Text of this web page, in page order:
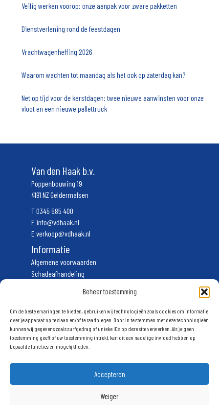
Beheer toestemming
Om de beste ervaringen te bieden, gebruiken wij technologieën zoals cookies om informatie
over je apparaat op te slaan en/of te raadplegen. Door in te stemmen met deze technologieën
kunnen wij gegevens zoals surfgedrag of unieke ID's op deze site verwerken. Als je geen
toestemming geeft of uw toestemming intrekt, kan dit een nadelige invloed hebben op
bepaalde functies en mogelijkheden.
Accepteren
Weiger
Veilig werken voorop: onze aanpak voor zware pakketten
Dienstverlening rond de feestdagen
Vrachtwagenheffing 2026
Waarom wachten tot maandag als het ook op zaterdag kan?
Net op tijd voor de kerstdagen: twee nieuwe aanwinsten voor onze
vloot en een nieuwe pallettruck
Van den Haak b.v.
Poppenbouwing 19
4191 NZ Geldermalsen
T0345 585 400
E info@vdhaak.nl
E verkoop@vdhaak.nl
Informatie
Algemene voorwaarden
Schadeafhandeling
Volg ons
Schrijf u in voor onze nieuwsbrief